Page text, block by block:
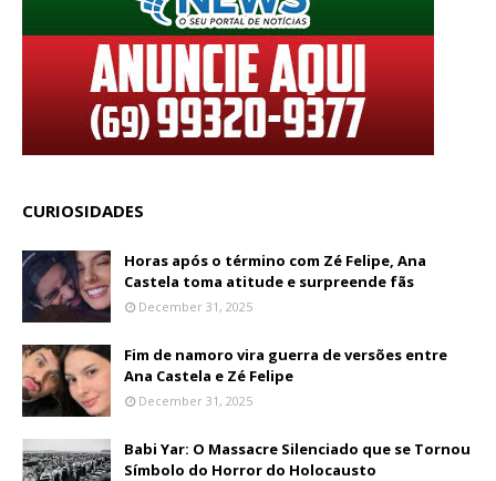
CURIOSIDADES
Horas após o término com Zé Felipe, Ana
Castela toma atitude e surpreende fãs
December 31, 2025
Fim de namoro vira guerra de versões entre
Ana Castela e Zé Felipe
December 31, 2025
Babi Yar: O Massacre Silenciado que se Tornou
Símbolo do Horror do Holocausto